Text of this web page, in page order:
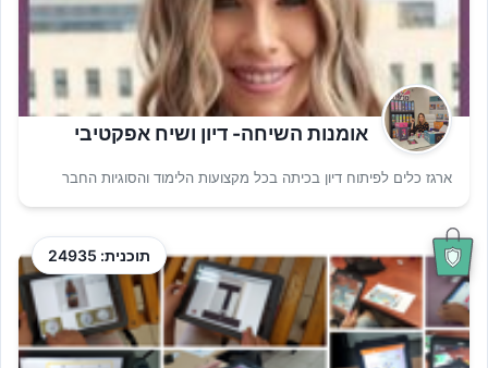
אומנות השיחה- דיון ושיח אפקטיבי
ארגז כלים לפיתוח דיון בכיתה בכל מקצועות הלימוד והסוגיות החבר
תוכנית: 24935